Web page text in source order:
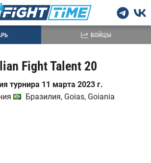
Fight Talent 20
турнира 11 марта 2023 г.
Бразилия, Goias, Goiania
БОЙЦЫ